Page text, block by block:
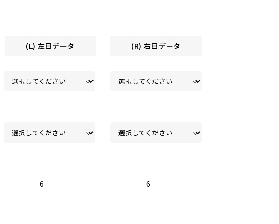
(L) 左目データ (R) 右目データ
6 6